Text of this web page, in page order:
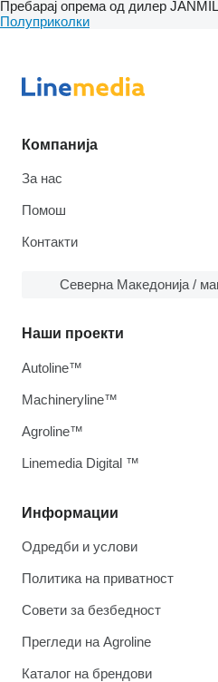
Пребарај опрема од дилер
Полуприколки
Компанија
За нас
Помош
Контакти
Северна Македонија /
Информации
Одредби и услови
Политика на приватност
Совети за безбедност
Прегледи на Agroline
Каталог на брендови
Наши проекти
Autoline™
Machineryline™
Agroline™
Linemedia Digital ™